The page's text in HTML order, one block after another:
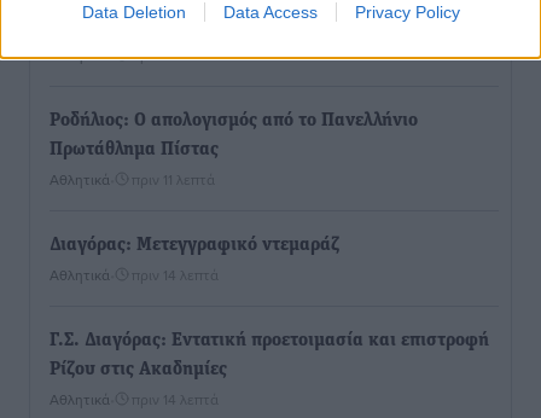
Data Deletion Data Access Privacy Policy
Σι Τζέι Χάρις: «Να πανηγυρίσουμε πολλές νίκες μαζί»
Αθλητικά• πριν 10 λεπτά
Ροδήλιος: Ο απολογισμός από το Πανελλήνιο
Πρωτάθλημα Πίστας
Αθλητικά πριν 11 λεπτά
Διαγόρας: Μετεγγραφικό ντεμαράζ
Αθλητικά πριν 14 λεπτά
Γ.Σ. Διαγόρας: Εντατική προετοιμασία και επιστροφή
Ρίζου στις Ακαδημίες
Αθλητικά πριν 14 λεπτά